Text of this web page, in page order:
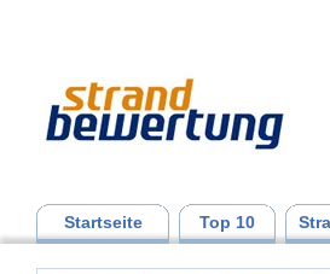
Startseite Top 10